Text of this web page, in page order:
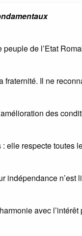
de l’Etat
Il ne
des
elle respecte toutes
n’est
avec l’intérêt